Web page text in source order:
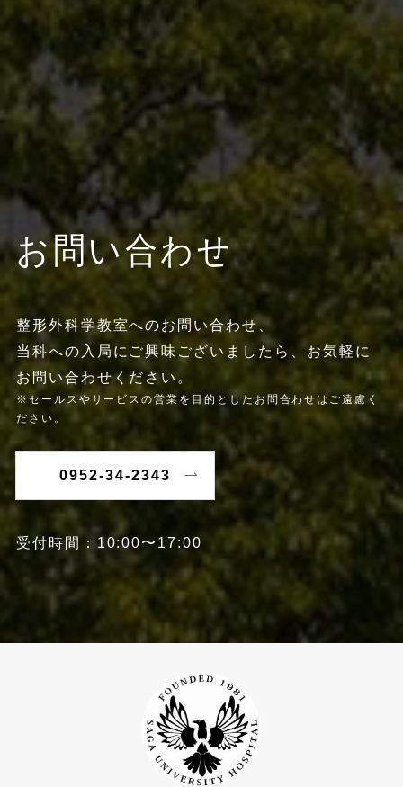
お問い合わせ
整形外科学教室へのお問い合わせ、
当科への入局にご興味ございましたら、お気軽に
お問い合わせください。
※セールスやサービスの営業を目的としたお問合わせはご遠慮く
ださい。
0952-34-2343
受付時間：10:00〜17:00